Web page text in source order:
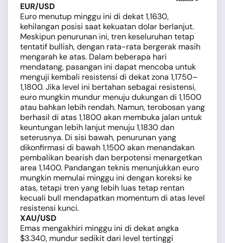
EUR/USD
Euro menutup minggu ini di dekat 1,1630,
kehilangan posisi saat kekuatan dolar berlanjut.
Meskipun penurunan ini, tren keseluruhan tetap
tentatif bullish, dengan rata-rata bergerak masih
mengarah ke atas. Dalam beberapa hari
mendatang, pasangan ini dapat mencoba untuk
menguji kembali resistensi di dekat zona 1,1750–
1,1800. Jika level ini bertahan sebagai resistensi,
euro mungkin mundur menuju dukungan di 1,1500
atau bahkan lebih rendah. Namun, terobosan yang
berhasil di atas 1,1800 akan membuka jalan untuk
keuntungan lebih lanjut menuju 1,1830 dan
seterusnya. Di sisi bawah, penurunan yang
dikonfirmasi di bawah 1,1500 akan menandakan
pembalikan bearish dan berpotensi menargetkan
area 1,1400. Pandangan teknis menunjukkan euro
mungkin memulai minggu ini dengan koreksi ke
atas, tetapi tren yang lebih luas tetap rentan
kecuali bull mendapatkan momentum di atas level
resistensi kunci.
XAU/USD
Emas mengakhiri minggu ini di dekat angka
$3.340, mundur sedikit dari level tertinggi